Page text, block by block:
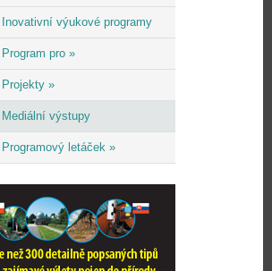
Inovativní výukové programy
Program pro »
Projekty »
Mediální výstupy
Programový letáček »